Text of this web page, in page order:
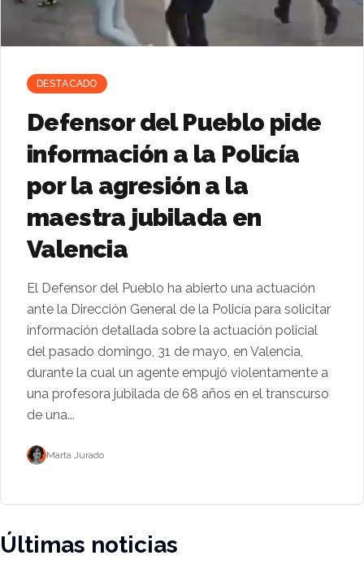
DESTACADO
Defensor del Pueblo pide
información a la Policía
por la agresión a la
maestra jubilada en
Valencia
El Defensor del Pueblo ha abierto una actuación
ante la Dirección General de la Policía para solicitar
información detallada sobre la actuación policial
del pasado domingo, 31 de mayo, en Valencia,
durante la cual un agente empujó violentamente a
una profesora jubilada de 68 años en el transcurso
de una...
Marta Jurado
Últimas noticias